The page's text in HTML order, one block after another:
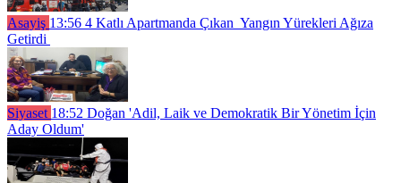
Asayiş 13:56 4 Katlı Apartmanda Çıkan Yangın Yürekleri Ağıza
Getirdi
Siyaset 18:52 Doğan 'Adil, Laik ve Demokratik Bir Yönetim İçin
Aday Oldum'